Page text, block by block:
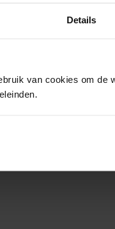
Details
van cookies om de